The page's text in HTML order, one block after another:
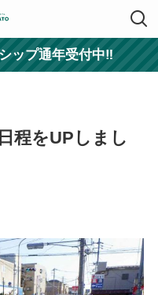
ップ通年受付中‼
程をUPしまし